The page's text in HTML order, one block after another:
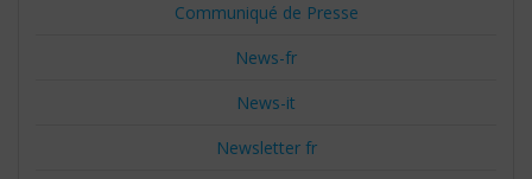
Communiqué de Presse
News-fr
News-it
Newsletter fr